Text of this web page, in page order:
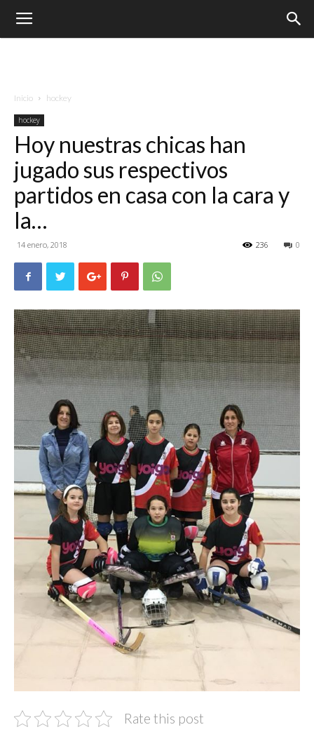
Inicio hockey
hockey
Hoy nuestras chicas han
jugado sus respectivos
partidos en casa con la cara y
la…
14 enero, 2018 0
236
Rate this post